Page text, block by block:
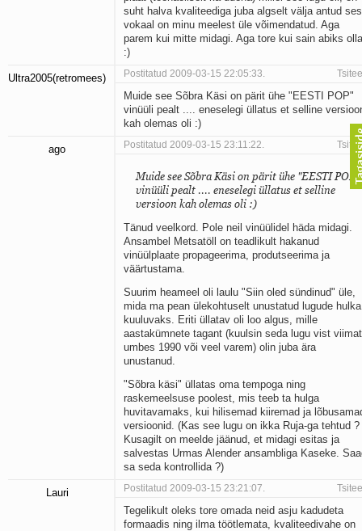
suht halva kvaliteediga juba algselt välja antud
vokaal on minu meelest üle võimendatud. Aga
parem kui mitte midagi. Aga tore kui sain abiks olla
:)
Ultra2005(retromees) Postitatud 2009-03-15 22:05:33.
Muide see Sõbra Käsi on pärit ühe "EESTI POP"
vinüüli pealt .... eneselegi üllatus et selline
kah olemas oli :)
ago Postitatud 2009-03-15 23:11:22.
Muide see Sõbra Käsi on pärit ühe "EESTI POP"
vinüüli pealt .... eneselegi üllatus et selline
versioon kah olemas oli :)
Tänud veelkord. Pole neil vinüülidel häda midagi.
Ansambel Metsatöll on teadlikult hakanud
vinüülplaate propageerima, produtseerima ja
väärtustama.
Suurim heameel oli laulu "Siin oled sündinud" üle,
mida ma pean ülekohtuselt unustatud lugude hulka
kuuluvaks. Eriti üllatav oli loo algus, mille
aastakümnete tagant (kuulsin seda lugu vist
umbes 1990 või veel varem) olin juba ära
unustanud.
"Sõbra käsi" üllatas oma tempoga ning
raskemeelsuse poolest, mis teeb ta hulga
huvitavamaks, kui hilisemad kiiremad ja
versioonid. (Kas see lugu on ikka Ruja-ga tehtud ?
Kusagilt on meelde jäänud, et midagi esitas ja
salvestas Urmas Alender ansambliga Kaseke.
sa seda kontrollida ?)
Lauri Postitatud 2009-03-15 23:21:07.
Tegelikult oleks tore omada neid asju kadudeta
formaadis ning ilma töötlemata, kvaliteedivahe on